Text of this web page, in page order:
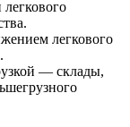
легкового
— склады,